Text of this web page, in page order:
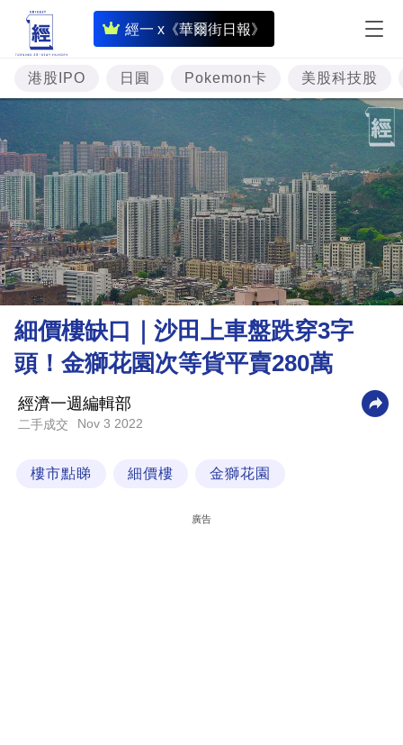
經一 x《華爾街日報》
即
時
財
經
題
投
資
樓
市
理
財
商
業
科
港股IPO 日圓 Pokemon卡 美股科技股
細價樓缺口｜沙田上車盤跌穿3字
頭！金獅花園次等貨平賣280萬
經濟一週編輯部
二手成交 Nov 3 2022
樓市點睇 細價樓 金獅花園
廣告